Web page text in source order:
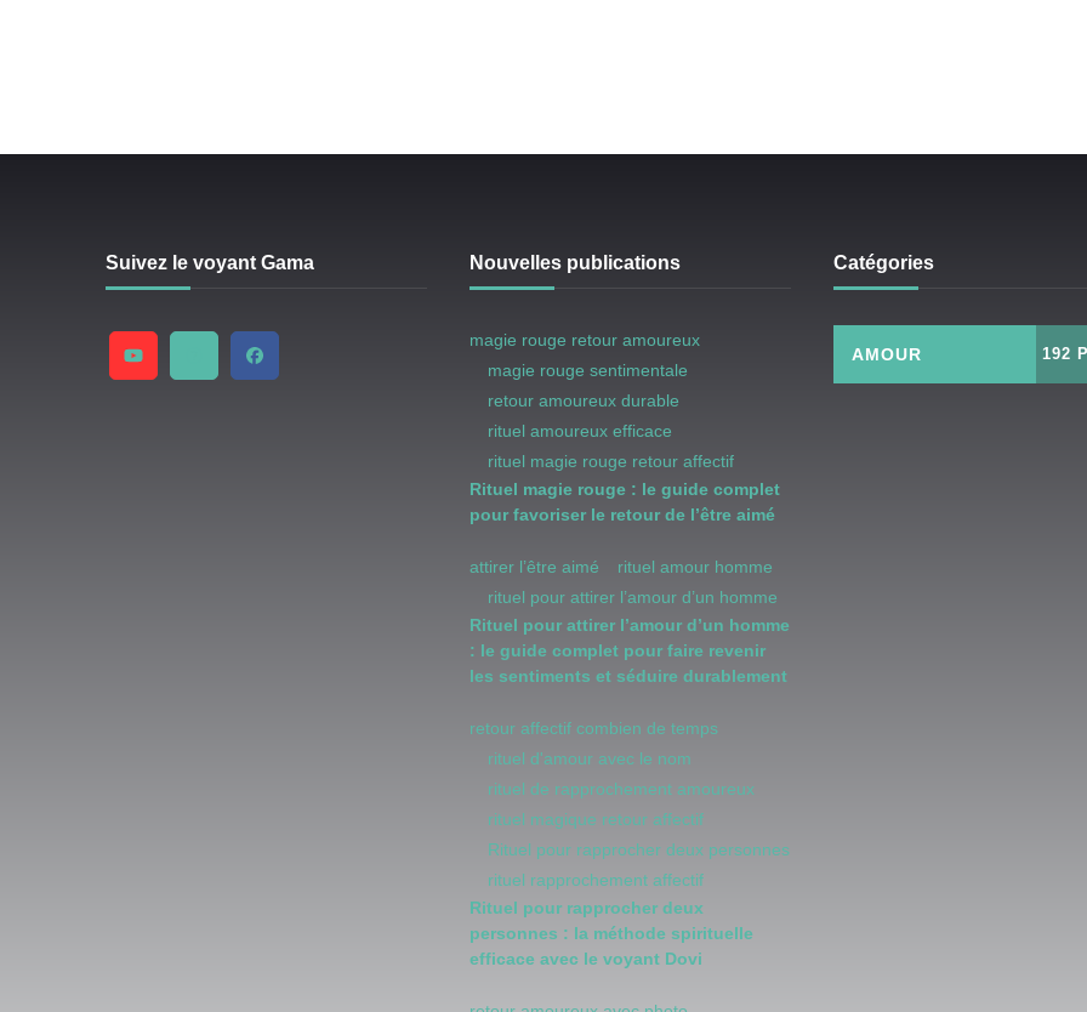
Suivez le voyant Gama Nouvelles publications
magie rouge retour amoureux
magie rouge sentimentale
retour amoureux durable
rituel amoureux efficace
rituel magie rouge retour affectif
Rituel magie rouge : le guide complet
pour favoriser le retour de l’être aimé
attirer l’être aimé
rituel amour homme
rituel pour attirer l’amour d’un homme
Rituel pour attirer l’amour d’un homme
: le guide complet pour faire revenir
les sentiments et séduire durablement
retour affectif combien de temps
rituel d'amour avec le nom
rituel de rapprochement amoureux
rituel magique retour affectif
Rituel pour rapprocher deux personnes
rituel rapprochement affectif
Rituel pour rapprocher deux
personnes : la méthode spirituelle
efficace avec le voyant Dovi
Catégories
AMOUR 192